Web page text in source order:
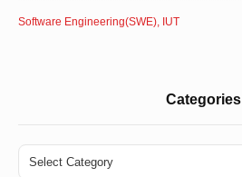
Software Engineering(SWE), IUT
Categories
Categories